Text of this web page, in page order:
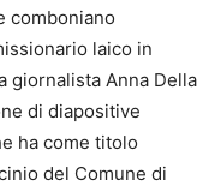
comboniano
laico in
giornalista Anna Della
di diapositive
ha come titolo
del Comune di